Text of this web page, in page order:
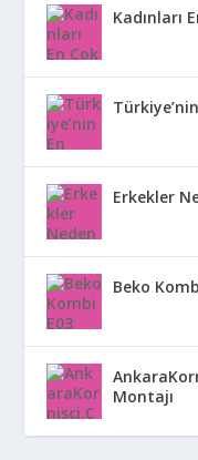
Kadınları
Erkekler
Beko
Montajı